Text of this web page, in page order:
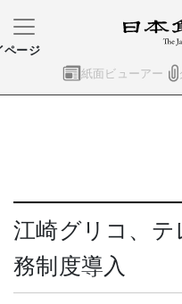
紙面ビューアー
ページ
江崎グリコ、
務制度導入